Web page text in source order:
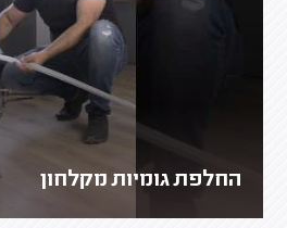
החלפת גומיות מקלחון